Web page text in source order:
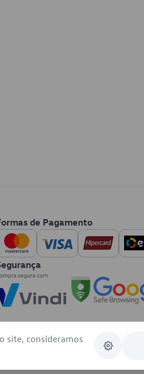
de Pagamento
site, consideramos